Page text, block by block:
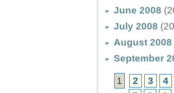
June 2008
July 2008
August 2008
September
1 2 3 4